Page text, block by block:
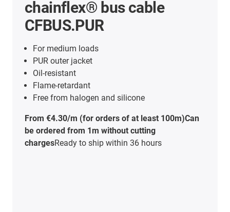
chainflex® control cable CF130
For medium loads
Flame-retardant
Silicone-free
From €0.68/m (for orders of at least 100m)Can
be ordered from 1m without cutting